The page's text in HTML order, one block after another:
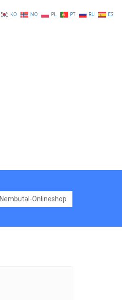
Nembutal-Onlineshop
KO NO PL PT RU ES